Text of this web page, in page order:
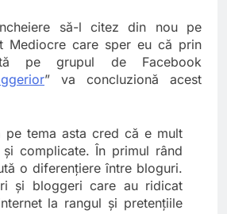
să-l citez din nou pe
Mediocre care sper eu că prin
pe grupul de Facebook
” va concluzionă acest
pe tema asta cred că e mult
complicate. În primul rând
o diferenţiere între bloguri.
şi bloggeri care au ridicat
la rangul şi pretenţiile